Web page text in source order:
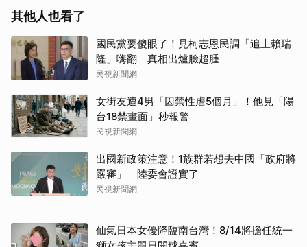
其他人也看了
國民黨要傻眼了！見柯志恩民調「追上賴瑞
隆」嗨翻 真相出爐臉超腫
民視新聞網
女街友遭4男「囚禁性虐5個月」！他見「陽
台18禁畫面」秒報警
民視新聞網
出國新政策注意！1族群若想去中國「政府將
嚴審」 陸委會證實了
民視新聞網
仙氣日本女優降臨南台灣！8/14將擔任統一